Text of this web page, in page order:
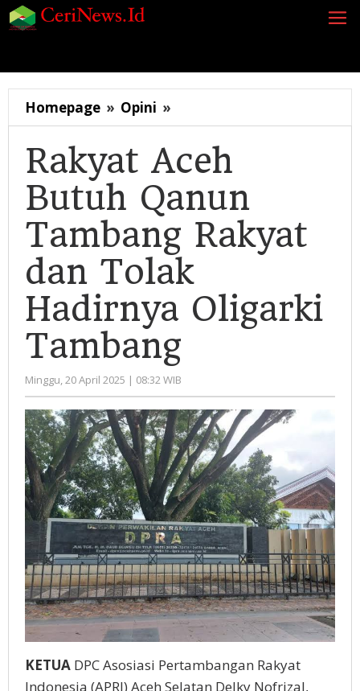
Lewati
ke
Homepage » Opini »
Aceh
Butuh
Qanun
Tambang
Rakyat
dan
Tolak
Hadirnya
Oligarki
Tambang
Rakyat Aceh
Butuh Qanun
Tambang Rakyat
dan Tolak
Hadirnya Oligarki
Tambang
Minggu, 20 April 2025 | 08:32 WIB
Administrator
KETUA DPC Asosiasi Pertambangan Rakyat
Indonesia (APRI) Aceh Selatan Delky Nofrizal,